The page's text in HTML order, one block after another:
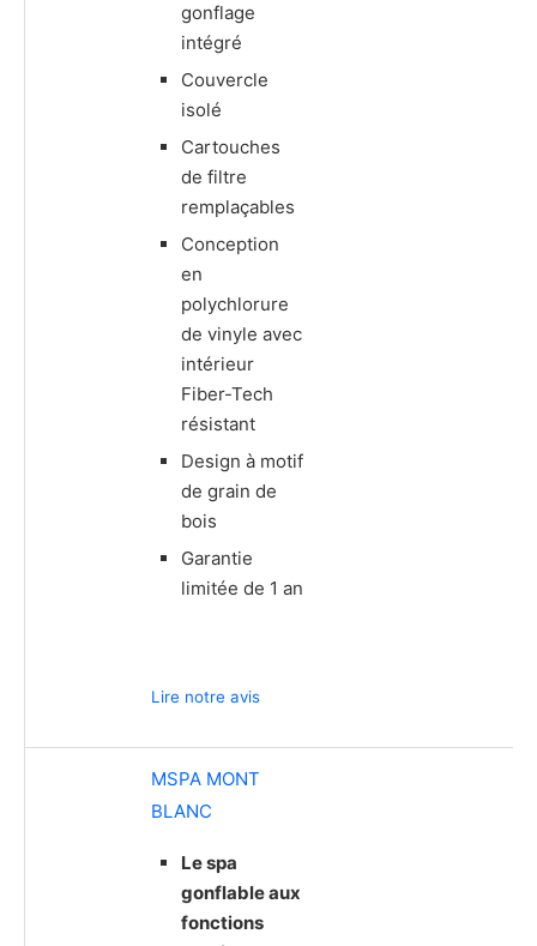
gonflage
intégré
Couvercle
isolé
Cartouches
de filtre
remplaçables
Conception
en
polychlorure
de vinyle avec
intérieur
Fiber-Tech
résistant
Design à motif
de grain de
bois
Garantie
limitée de 1 an
Lire notre avis
MSPA MONT
BLANC
Le spa
gonflable aux
fonctions